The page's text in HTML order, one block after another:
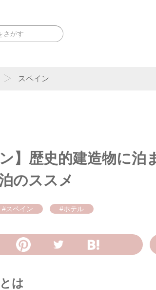
スペイン
ン】歴史的建造物に泊
のススメ
#スペイン #ホテル
は